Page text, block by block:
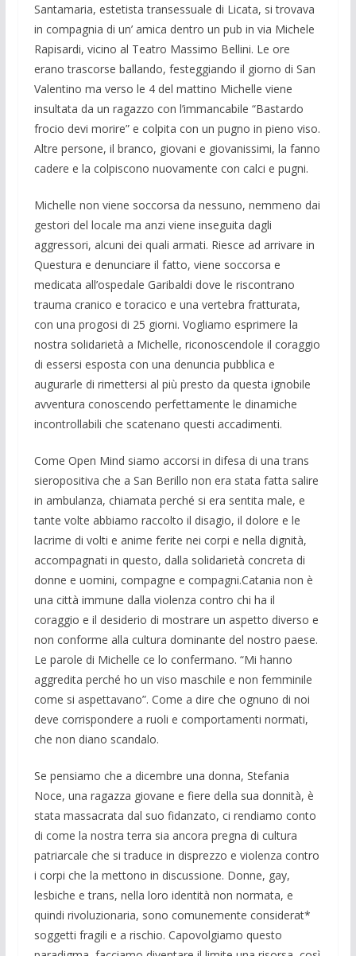
Santamaria, estetista transessuale di Licata, si trovava
in compagnia di un’ amica dentro un pub in via Michele
Rapisardi, vicino al Teatro Massimo Bellini. Le ore
erano trascorse ballando, festeggiando il giorno di San
Valentino ma verso le 4 del mattino Michelle viene
insultata da un ragazzo con l’immancabile “Bastardo
frocio devi morire” e colpita con un pugno in pieno viso.
Altre persone, il branco, giovani e giovanissimi, la fanno
cadere e la colpiscono nuovamente con calci e pugni.
Michelle non viene soccorsa da nessuno, nemmeno dai
gestori del locale ma anzi viene inseguita dagli
aggressori, alcuni dei quali armati. Riesce ad arrivare in
Questura e denunciare il fatto, viene soccorsa e
medicata all’ospedale Garibaldi dove le riscontrano
trauma cranico e toracico e una vertebra fratturata,
con una progosi di 25 giorni. Vogliamo esprimere la
nostra solidarietà a Michelle, riconoscendole il coraggio
di essersi esposta con una denuncia pubblica e
augurarle di rimettersi al più presto da questa ignobile
avventura conoscendo perfettamente le dinamiche
incontrollabili che scatenano questi accadimenti.
Come Open Mind siamo accorsi in difesa di una trans
sieropositiva che a San Berillo non era stata fatta salire
in ambulanza, chiamata perché si era sentita male, e
tante volte abbiamo raccolto il disagio, il dolore e le
lacrime di volti e anime ferite nei corpi e nella dignità,
accompagnati in questo, dalla solidarietà concreta di
donne e uomini, compagne e compagni.Catania non è
una città immune dalla violenza contro chi ha il
coraggio e il desiderio di mostrare un aspetto diverso e
non conforme alla cultura dominante del nostro paese.
Le parole di Michelle ce lo confermano. “Mi hanno
aggredita perché ho un viso maschile e non femminile
come si aspettavano”. Come a dire che ognuno di noi
deve corrispondere a ruoli e comportamenti normati,
che non diano scandalo.
Se pensiamo che a dicembre una donna, Stefania
Noce, una ragazza giovane e fiere della sua donnità, è
stata massacrata dal suo fidanzato, ci rendiamo conto
di come la nostra terra sia ancora pregna di cultura
patriarcale che si traduce in disprezzo e violenza contro
i corpi che la mettono in discussione. Donne, gay,
lesbiche e trans, nella loro identità non normata, e
quindi rivoluzionaria, sono comunemente considerat*
soggetti fragili e a rischio. Capovolgiamo questo